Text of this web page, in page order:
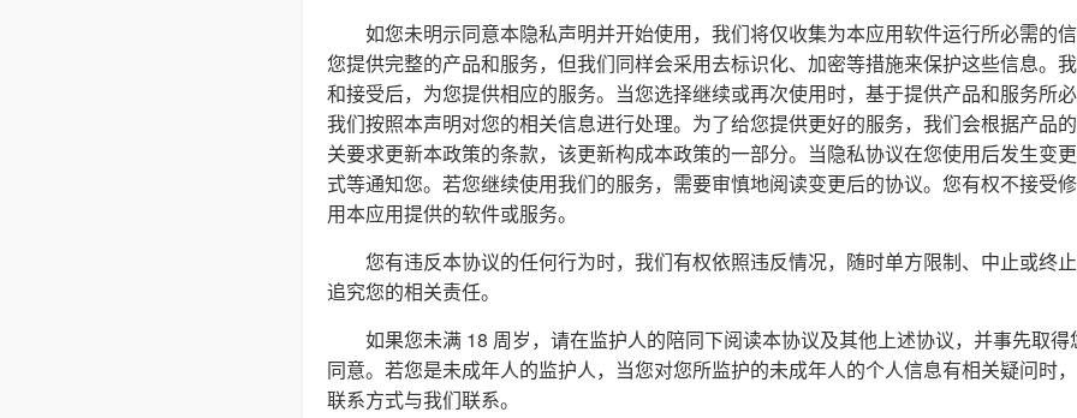
如您未明示同意本隐私声明并开始使用，我们将仅收集为本应用软件运行所必需的
您提供完整的产品和服务，但我们同样会采用去标识化、加密等措施来保护这些信息。
和接受后，为您提供相应的服务。当您选择继续或再次使用时，基于提供产品和服务所
我们按照本声明对您的相关信息进行处理。为了给您提供更好的服务，我们会根据产品
关要求更新本政策的条款，该更新构成本政策的一部分。当隐私协议在您使用后发生变
式等通知您。若您继续使用我们的服务，需要审慎地阅读变更后的协议。您有权不接受
用本应用提供的软件或服务。
您有违反本协议的任何行为时，我们有权依照违反情况，随时单方限制、中止或终
追究您的相关责任。
如果您未满 18 周岁，请在监护人的陪同下阅读本协议及其他上述协议，并事先取
同意。若您是未成年人的监护人，当您对您所监护的未成年人的个人信息有相关疑问时
联系方式与我们联系。